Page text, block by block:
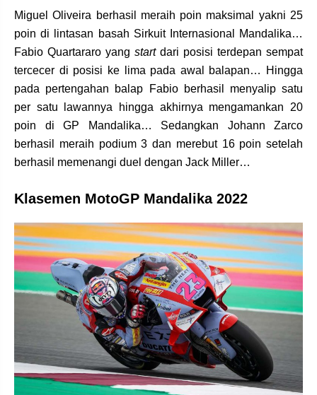
Miguel Oliveira berhasil meraih poin maksimal yakni 25
poin di lintasan basah Sirkuit Internasional Mandalika…
Fabio Quartararo yang startdari posisi terdepan sempat
tercecer di posisi ke lima pada awal balapan… Hingga
pada pertengahan balap Fabio berhasil menyalip satu
per satu lawannya hingga akhirnya mengamankan 20
poin di GP Mandalika… Sedangkan Johann Zarco
berhasil meraih podium 3 dan merebut 16 poin setelah
berhasil memenangi duel dengan Jack Miller…
Klasemen MotoGP Mandalika 2022